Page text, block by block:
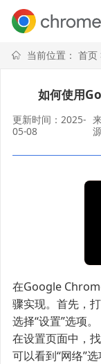
当前位置： 首页
如何使用
更新时间：2025-
05-08
在Google
骤实现。首先，
选择“设置”选项。
在设置页面中，
可以看到“网络”